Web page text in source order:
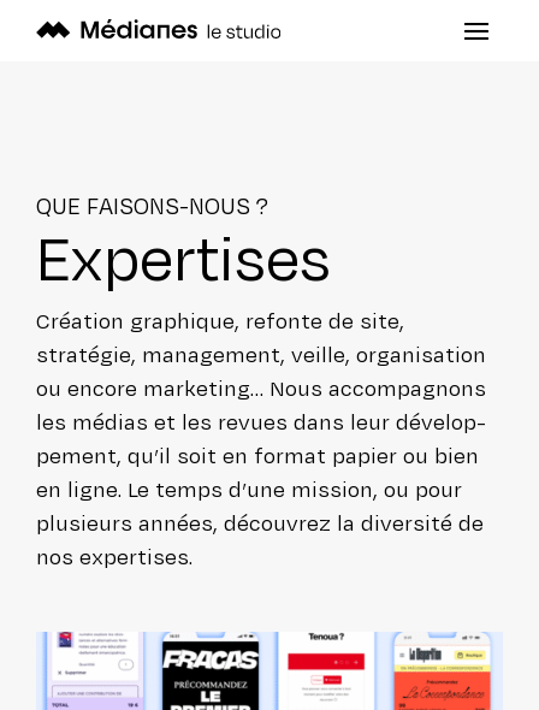
QUE FAISONS-NOUS ?
Exper­tises
Création graphique, refonte de site,
stratégie, mana­ge­ment, veille, orga­ni­sa­tion
ou encore marketing… Nous accom­pa­gnons
les médias et les revues dans leur déve­lop­
pe­ment, qu’il soit en format papier ou bien
en ligne. Le temps d’une mission, ou pour
plusieurs années, découvrez la diversité de
nos expertises.